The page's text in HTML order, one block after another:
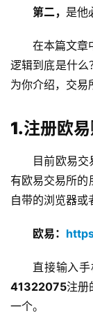
第二， 是他
在本篇文章
逻辑到底是什么
为你介绍，交易
1.注册欧
目前欧易
有欧易交易所的
自带的浏览器或
欧易：
直接输入
41322075注册
一个。